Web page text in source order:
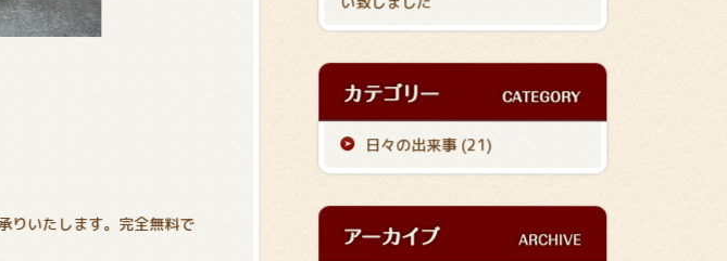
りいたします。完全無料で
日々の出来事 (21)